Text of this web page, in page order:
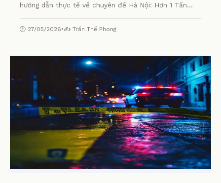
hướng dẫn thực tế về chuyên đề Hà Nội: Hơn 1 Tấn
Cơ Tiềm Ẩn Khôn Lường từ chuyên gia.
🕒 27/05/2026•✍️ Trần Thế Phong